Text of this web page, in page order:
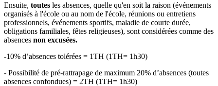
Ensuite, toutes les absences, quelle qu'en soit la raison (événements
organisés à l'école ou au nom de l'école, réunions ou entretiens
professionnels, événements sportifs, maladie de courte durée,
obligations familiales, fêtes religieuses), sont considérées comme des
absences non excusées.
-10% d’absences tolérées = 1TH (1TH= 1h30)
- Possibilité de pré-rattrapage de maximum 20% d’absences (toutes
absences confondues) = 2TH (1TH= 1h30)